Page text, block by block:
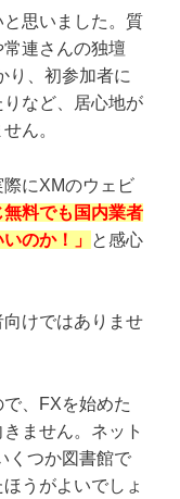
思いました。質
連さんの独壇
り、初参加者に
など、居心地が
ん。
にXMのウェビ
無料でも国内業者
のか！」 と感心
けではありませ
、FXを始めた
ません。ネット
くつか図書館で
うがよいでしょ